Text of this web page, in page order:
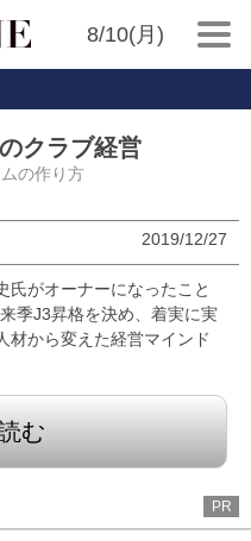
8/10(月)
クラブ経営
の作り方
2019/12/27
氏がオーナーになったこと
季J3昇格を決め、着実に実
材から変えた経営マインド
む
PR